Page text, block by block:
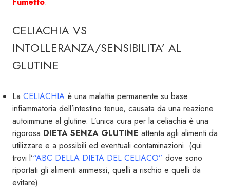
CELIACHIA VS
INTOLLERANZA/SENSIBILITA’ AL
GLUTINE
La CELIACHIA è una malattia permanente su base
infiammatoria dell’intestino tenue, causata da una reazione
autoimmune al glutine. L’unica cura per la celiachia è una
rigorosa DIETA SENZA GLUTINE attenta agli alimenti da
utilizzare e a possibili ed eventuali contaminazioni. (qui
trovi l’“ABC DELLA DIETA DEL CELIACO” dove sono
riportati gli alimenti ammessi, quelli a rischio e quelli da
evitare)